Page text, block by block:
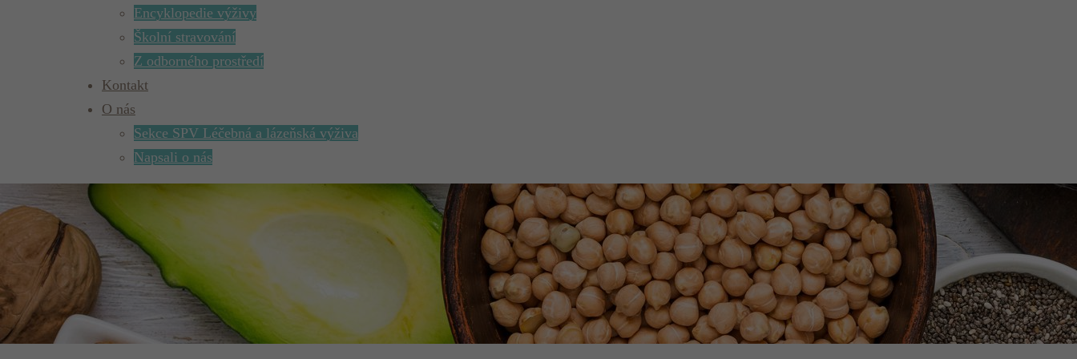
Encyklopedie výživy
Školní stravování
Z odborného prostředí
Kontakt
O nás
Sekce SPV Léčebná a lázeňská výživa
Napsali o nás